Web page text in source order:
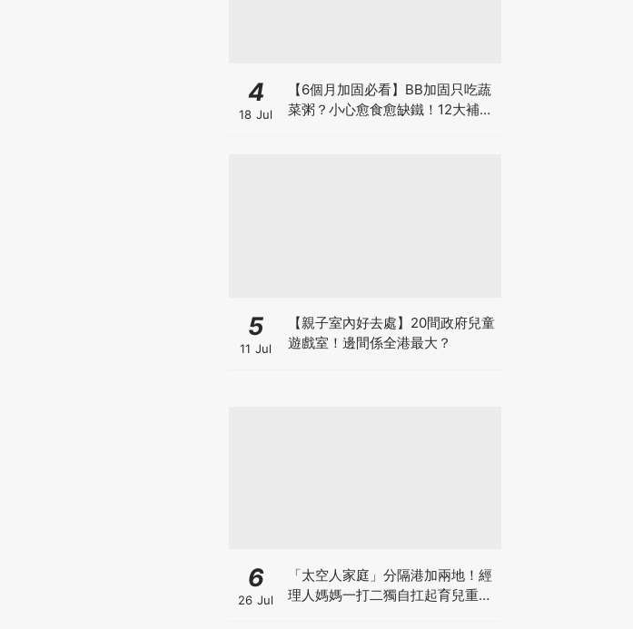
4
18 Jul
【6個月加固必看】BB加固只吃蔬
菜粥？小心愈食愈缺鐵！12大補鐵
5
11 Jul
【親子室內好去處】20間政府兒童
遊戲室！邊間係全港最大？
6
26 Jul
「太空人家庭」分隔港加兩地！經
理人媽媽一打二獨自扛起育兒重